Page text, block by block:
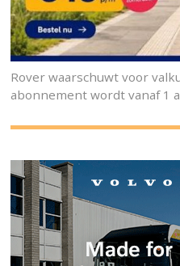
Rover waarschuwt voor
abonnement wordt vanaf 1